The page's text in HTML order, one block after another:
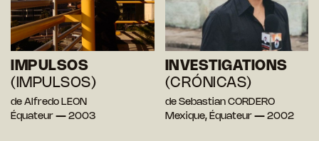
IMPULSOS
(IMPULSOS)
de Alfredo LEON
Équateur — 2003
INVESTIGATIONS
(CRÓNICAS)
de Sebastian CORDERO
Mexique, Équateur — 2002